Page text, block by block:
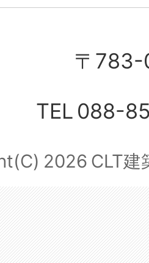
〒
TEL 088-
2026 CLT建